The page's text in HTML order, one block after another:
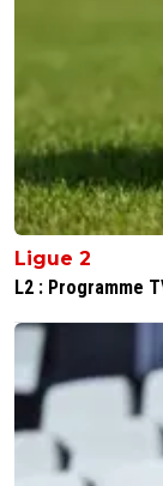
Ligue 2
L2 : Programme